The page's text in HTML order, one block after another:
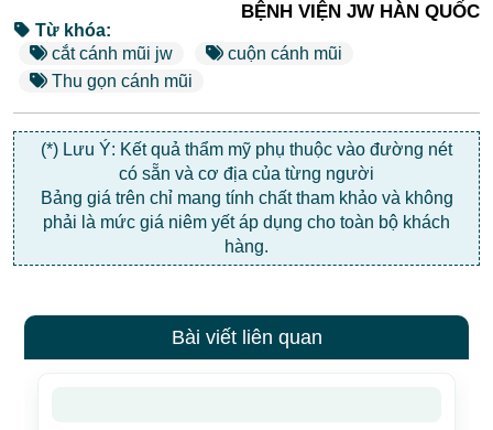
BỆNH VIỆN JW HÀN QUỐC
Từ khóa:
cắt cánh mũi jw
cuộn cánh mũi
Thu gọn cánh mũi
(*) Lưu Ý: Kết quả thẩm mỹ phụ thuộc vào đường nét
có sẵn và cơ địa của từng người
Bảng giá trên chỉ mang tính chất tham khảo và không
phải là mức giá niêm yết áp dụng cho toàn bộ khách
hàng.
Bài viết liên quan